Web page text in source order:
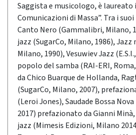
Saggista e musicologo, è laureato
Comunicazioni di Massa”. Tra i
Canto Nero (Gammalibri, Milano,
jazz (SugarCo, Milano, 1986),
Milano, 1990), Vesuwiev Jazz
popolo del samba (RAI-ERI,
da Chico Buarque de Hollanda,
(SugarCo, Milano, 2007),
(Leroi Jones), Saudade Bossa
2017) prefazionato da Gianni
jazz (Mimesis Edizioni, Milano